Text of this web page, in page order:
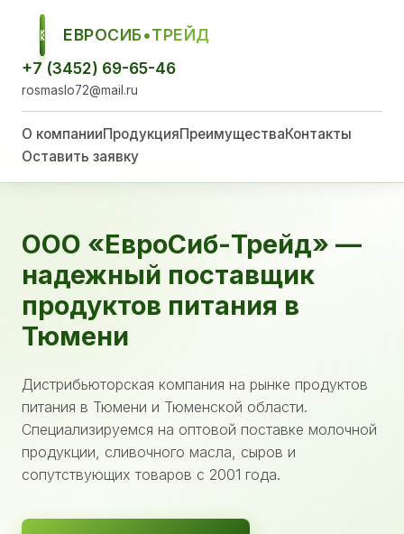
ЕСТ
ЕВРОСИБ•ТРЕЙД
+7 (3452) 69-65-46
rosmaslo72@mail.ru
О компанииПродукцияПреимуществаКонтакты
Оставить заявку
ООО «ЕвроСиб-Трейд» —
надежный поставщик
продуктов питания в
Тюмени
Дистрибьюторская компания на рынке продуктов
питания в Тюмени и Тюменской области.
Специализируемся на оптовой поставке молочной
продукции, сливочного масла, сыров и
сопутствующих товаров с 2001 года.